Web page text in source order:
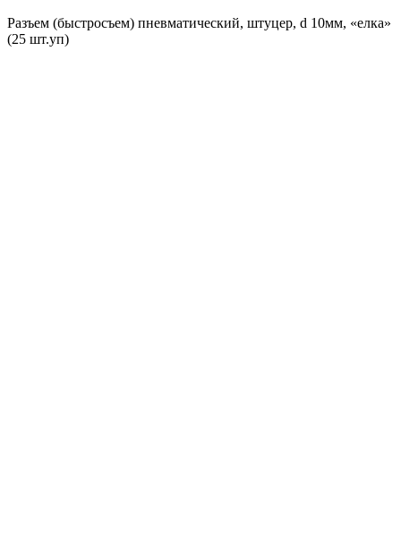
Разъем (быстросъем) пневматический, штуцер, d 10мм, «елка»
(25 шт.уп)